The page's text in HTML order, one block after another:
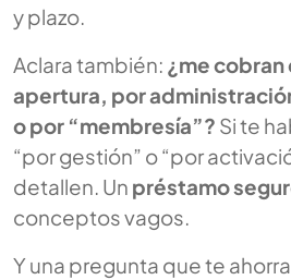
y plazo.
Aclara también: ¿me
apertura, por
o por “membresía”? Si te
“por gestión” o “por
detallen. Un préstamo
conceptos vagos.
Y una pregunta que te